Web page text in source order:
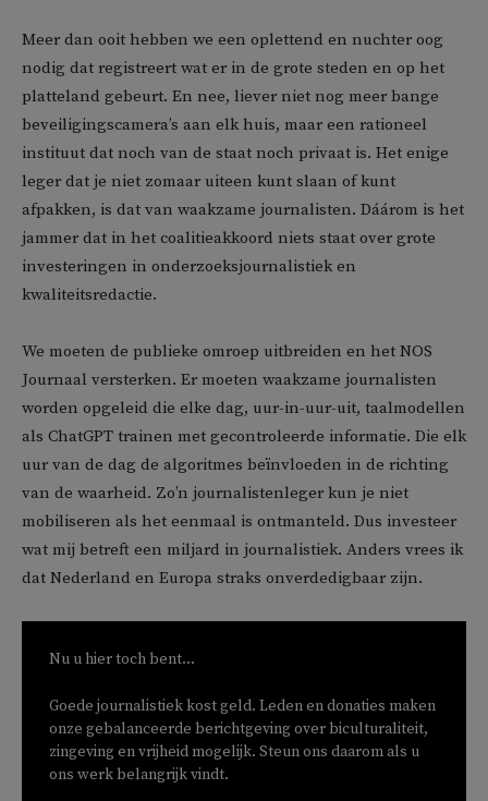
Meer dan ooit hebben we een oplettend en nuchter oog
nodig dat registreert wat er in de grote steden en op het
platteland gebeurt. En nee, liever niet nog meer bange
beveiligingscamera’s aan elk huis, maar een rationeel
instituut dat noch van de staat noch privaat is. Het enige
leger dat je niet zomaar uiteen kunt slaan of kunt
afpakken, is dat van waakzame journalisten. Dáárom is het
jammer dat in het coalitieakkoord niets staat over grote
investeringen in onderzoeksjournalistiek en
kwaliteitsredactie.
We moeten de publieke omroep uitbreiden en het NOS
Journaal versterken. Er moeten waakzame journalisten
worden opgeleid die elke dag, uur-in-uur-uit, taalmodellen
als ChatGPT trainen met gecontroleerde informatie. Die elk
uur van de dag de algoritmes beïnvloeden in de richting
van de waarheid. Zo’n journalistenleger kun je niet
mobiliseren als het eenmaal is ontmanteld. Dus investeer
wat mij betreft een miljard in journalistiek. Anders vrees ik
dat Nederland en Europa straks onverdedigbaar zijn.
Nu u hier toch bent...
Goede journalistiek kost geld. Leden en donaties maken
onze gebalanceerde berichtgeving over biculturaliteit,
zingeving en vrijheid mogelijk. Steun ons daarom als u
ons werk belangrijk vindt.